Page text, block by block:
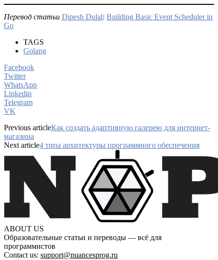
Перевод статьи Dipesh Dulal: Building Basic Event Scheduler in
Go
TAGS
Golang
Facebook
Twitter
WhatsApp
Linkedin
Telegram
VK
Previous articleКак создать адаптивную галерею для интернет-
магазина
Next article4 типа архитектуры программного обеспечения
ABOUT US
Образовательные статьи и переводы — всё для
программистов
Contact us: support@nuancesprog.ru